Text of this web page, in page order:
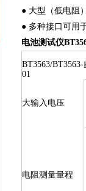
● 大型（低电阻
● 多种接口可用
电池测试仪
BT3563/BT3563-
01
大输入电压
电阻测量量程